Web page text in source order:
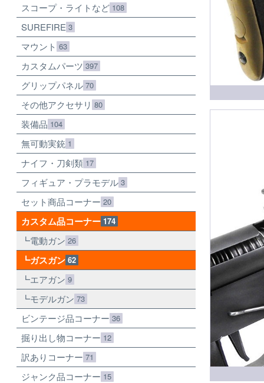
スコープ・ライトなど 108
SUREFIRE 3
マウント 63
カスタムパーツ 397
グリップパネル 70
その他アクセサリ 80
装備品 104
無可動実銃 1
ナイフ・刀剣類 17
フィギュア・プラモデル 3
セット商品コーナー 20
カスタム品コーナー 174
電動ガン 26
ガスガン 62
エアガン 9
モデルガン 73
ビンテージ品コーナー 36
掘り出し物コーナー 12
訳ありコーナー 71
ジャンク品コーナー 15